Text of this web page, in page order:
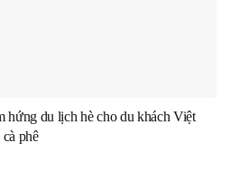
hứng du lịch hè cho du khách Việt
phê